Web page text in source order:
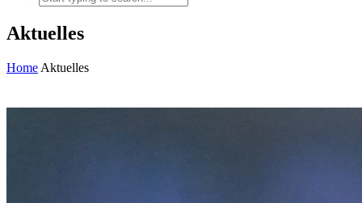
Aktuelles
Home Aktuelles